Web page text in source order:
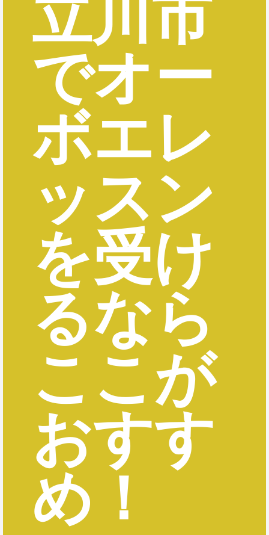
立川市
でオー
ボエレ
ッスン
を受け
るなら
ここが
おすす
め！